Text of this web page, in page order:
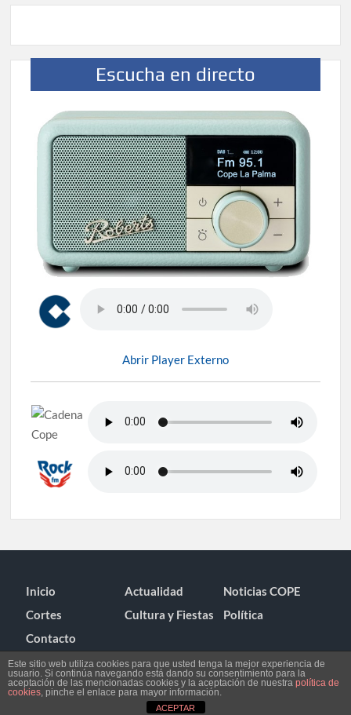
Escucha en directo
Abrir Player Externo
Inicio Actualidad
Noticias COPE
Cortes
Cultura y Fiestas
Política
Contacto
Este sitio web utiliza cookies para que usted tenga la mejor experiencia de
usuario. Si continúa navegando está dando su consentimiento para la
aceptación de las mencionadas cookies y la aceptación de nuestra política de
cookies, pinche el enlace para mayor información.
ACEPTAR